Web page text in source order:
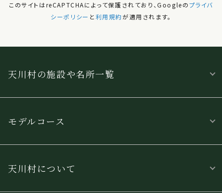
このサイトはreCAPTCHAによって保護されており、Googleのプライバ
シーポリシー と利用規約が適用されます。
天川村の施設や名所一覧
モデルコース
天川村について